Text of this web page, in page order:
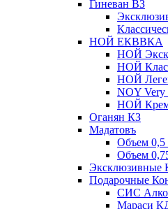
Гиневан ВЗ
НОЙ ЕКВВКА
НОЙ
НОЙ
НОЙ
NOY Very
НОЙ
Оганян КЗ
Мадатовъ
Объем 0,5
Объем
Эксклюзивные
Подарочные
СИС Алко
Мараси